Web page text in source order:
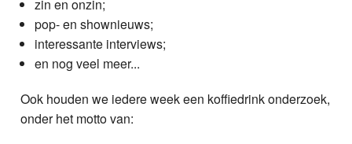
zin en onzin;
pop- en shownieuws;
interessante interviews;
en nog veel meer...
Ook houden we iedere week een koffiedrink onderzoek,
onder het motto van: